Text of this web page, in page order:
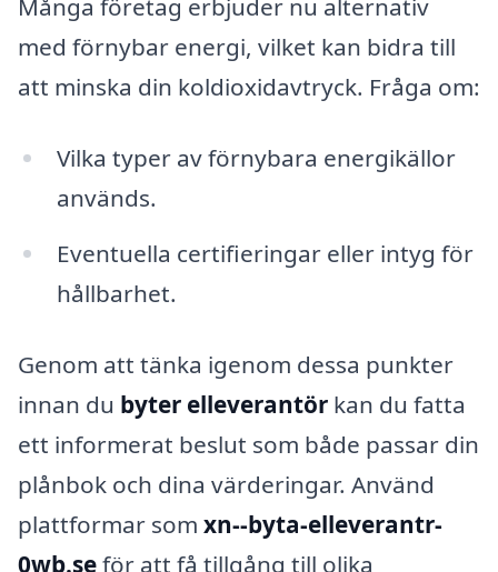
Många företag erbjuder nu alternativ
med förnybar energi, vilket kan bidra till
att minska din koldioxidavtryck. Fråga om:
Vilka typer av förnybara energikällor
används.
Eventuella certifieringar eller intyg för
hållbarhet.
Genom att tänka igenom dessa punkter
innan du byter elleverantör kan du fatta
ett informerat beslut som både passar din
plånbok och dina värderingar. Använd
plattformar som xn--byta-elleverantr-
0wb.seför att få tillgång till olika